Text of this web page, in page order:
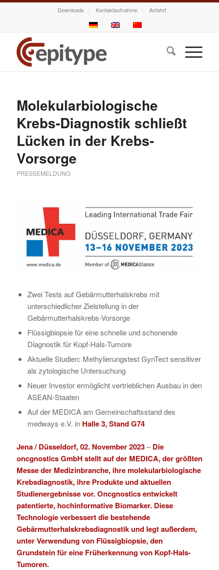
Downloads Kontaktaufnahme Anfahrt
Molekularbiologische
Krebs-Diagnostik schließt
Lücken in der Krebs-
Vorsorge
PRESSEMELDUNG
Zwei Tests auf Gebärmutterhalskrebs mit
unterschiedlicher Zielstellung in der
Gebärmutterhalskrebs-Vorsorge
Flüssigbiopsie für eine schnelle und schonende
Diagnostik für Kopf-Hals-Tumore
Aktuelle Studien: Methylierungstest GynTect sensitiver
als zytologische Untersuchung
Neuer Investor ermöglicht vertrieblichen Ausbau in den
ASEAN-Staaten
Auf der MEDICA am Gemeinschaftsstand des
medways e.V. in Halle 3, Stand G74
Jena / Düsseldorf, 02. November 2023–Die
oncgnostics GmbH stellt auf der MEDICA, der größten
Messe der Medizinbranche, ihre molekularbiologische
Krebsdiagnostik, ihre Produkte und aktuellen
Studienergebnisse vor. Oncgnostics entwickelt
patentierte, hochinformative Biomarker. Diese
Technologie verbessert die bestehende
Gebärmutterhalskrebsdiagnostik und legt außerdem,
unter Verwendung von Flüssigbiopsie, den
Grundstein für eine Früherkennung von Kopf-Hals-
Tumoren.